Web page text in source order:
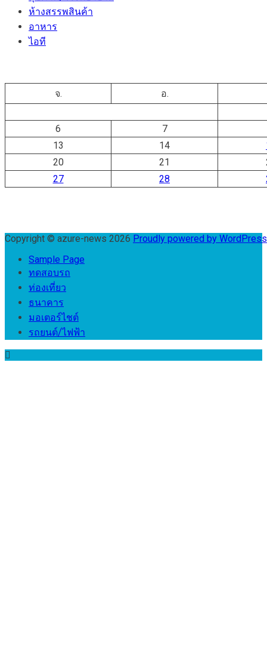
ห้างสรรพสินค้า
อาหาร
ไอที
จ. อ.
6
7
13
14
20
21
27
28
Copyright © azure-news 2026 Proudly powered by
Sample Page
ทดสอบรถ
ท่องเที่ยว
ธนาคาร
มอเตอร์ไชต์
รถยนต์/ไฟฟ้า